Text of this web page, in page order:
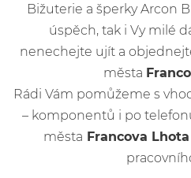
Bižuterie a šperky Arcon
úspěch, tak i Vy milé
nenechejte ujít a
města
Rádi Vám pomůžeme s
– komponentů i po
města Francova Lhota